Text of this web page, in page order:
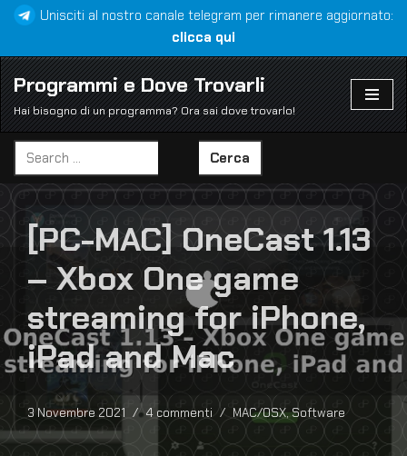
al
contenuto
Unisciti al nostro canale telegram per rimanere aggiornato:
clicca qui
Programmi e Dove Trovarli
Hai bisogno di un programma? Ora sai dove trovarlo!
Cerca
[PC-MAC] OneCast 1.13
– Xbox One game
streaming for iPhone,
iPad and Mac
3 Novembre 2021 4 commenti MAC/OSX,Software